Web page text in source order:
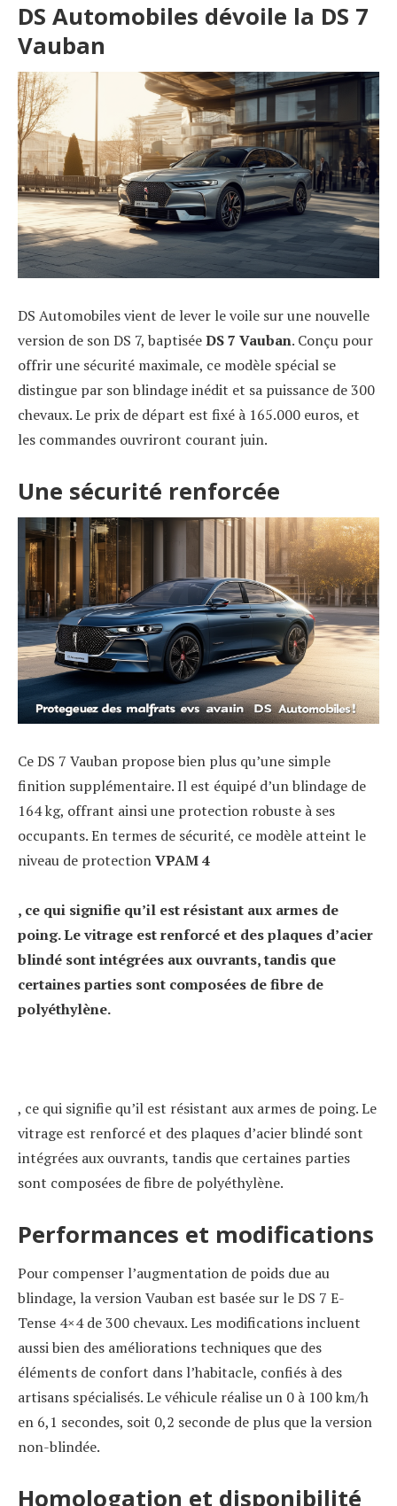
DS Automobiles dévoile la DS 7
Vauban
DS Automobiles vient de lever le voile sur une nouvelle
version de son DS 7, baptiséeDS 7 Vauban. Conçu pour
offrir une sécurité maximale, ce modèle spécial se
distingue par son blindage inédit et sa puissance de 300
chevaux. Le prix de départ est fixé à 165.000 euros, et
les commandes ouvriront courant juin.
Une sécurité renforcée
Ce DS 7 Vauban propose bien plus qu’une simple
finition supplémentaire. Il est équipé d’un blindage de
164 kg, offrant ainsi une protection robuste à ses
occupants. En termes de sécurité, ce modèle atteint le
niveau de protectionVPAM 4
, ce qui signifie qu’il est résistant aux armes de
poing. Le vitrage est renforcé et des plaques d’acier
blindé sont intégrées aux ouvrants, tandis que
certaines parties sont composées de fibre de
polyéthylène.
, ce qui signifie qu’il est résistant aux armes de poing. Le
vitrage est renforcé et des plaques d’acier blindé sont
intégrées aux ouvrants, tandis que certaines parties
sont composées de fibre de polyéthylène.
Performances et modifications
Pour compenser l’augmentation de poids due au
blindage, la version Vauban est basée sur le DS 7 E-
Tense 4×4 de 300 chevaux. Les modifications incluent
aussi bien des améliorations techniques que des
éléments de confort dans l’habitacle, confiés à des
artisans spécialisés. Le véhicule réalise un 0 à 100 km/h
en 6,1 secondes, soit 0,2 seconde de plus que la version
non-blindée.
Homologation et disponibilité